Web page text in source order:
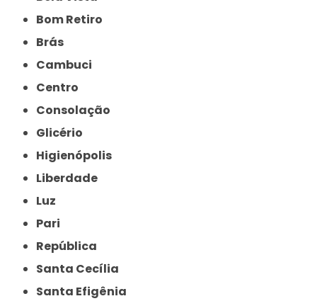
Bom Retiro
Brás
Cambuci
Centro
Consolação
Glicério
Higienópolis
Liberdade
Luz
Pari
República
Santa Cecília
Santa Efigênia